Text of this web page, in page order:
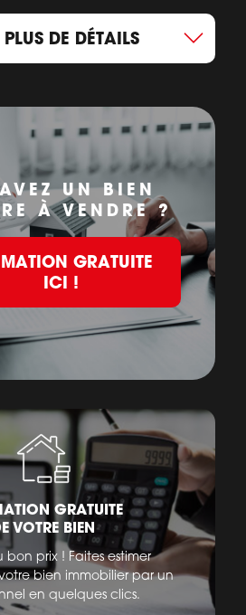
DE DÉTAILS
UN BIEN
À VENDRE ?
GRATUITE
ICI !
GRATUITE
VOTRE BIEN
bon prix ! Faites estimer
bien immobilier par un
en quelques clics.